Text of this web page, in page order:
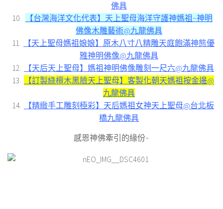
佛具
【台灣海洋文化代表】天上聖母海洋守護神媽祖~神明
佛像木雕藝術@九龍佛具
【天上聖母媽祖娘娘】原木八寸八精雕天庭飽滿神態優
雅神明佛像@九龍佛具
【天后天上聖母】媽祖神明佛像雕刻一尺六@九龍佛具
【訂製綠檀木黑臉天上聖母】客製化朝天媽祖按金邊@
九龍佛具
【精緻手工雕刻極彩】天后媽祖女神天上聖母@台北板
橋九龍佛具
感恩神佛牽引的緣份~